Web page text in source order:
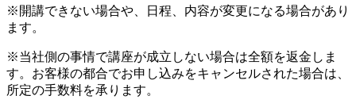
※開講できない場合や、日程、内容が変更になる場合があり
ます。
※当社側の事情で講座が成立しない場合は全額を返金しま
す。お客様の都合でお申し込みをキャンセルされた場合は、
所定の手数料を承ります。